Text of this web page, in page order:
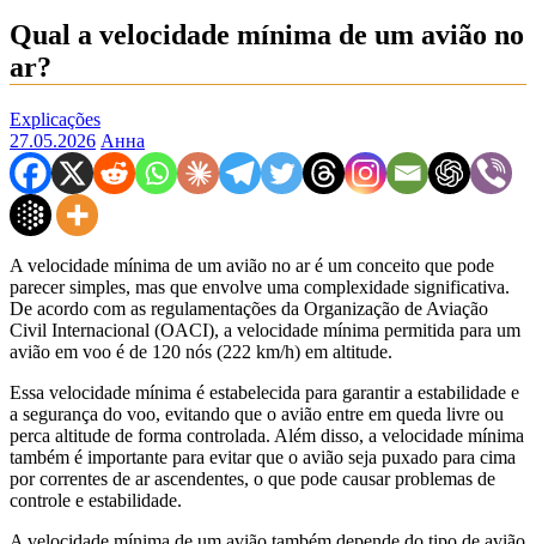
Qual a velocidade mínima de um avião no
ar?
Explicações
27.05.2026 Анна
A velocidade mínima de um avião no ar é um conceito que pode
parecer simples, mas que envolve uma complexidade significativa.
De acordo com as regulamentações da Organização de Aviação
Civil Internacional (OACI), a velocidade mínima permitida para um
avião em voo é de 120 nós (222 km/h) em altitude.
Essa velocidade mínima é estabelecida para garantir a estabilidade e
a segurança do voo, evitando que o avião entre em queda livre ou
perca altitude de forma controlada. Além disso, a velocidade mínima
também é importante para evitar que o avião seja puxado para cima
por correntes de ar ascendentes, o que pode causar problemas de
controle e estabilidade.